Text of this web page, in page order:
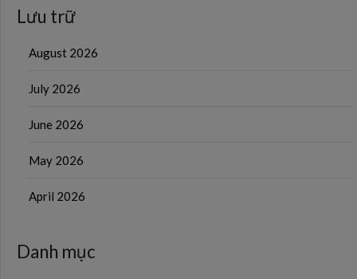
Lưu trữ
August 2026
July 2026
June 2026
May 2026
April 2026
Danh mục